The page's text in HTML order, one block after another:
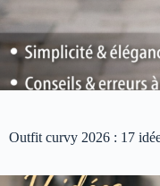
Outfit curvy 2026 : 17